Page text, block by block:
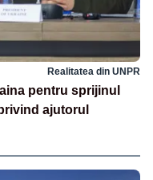
Realitatea din UNPR
pentru sprijinul
ajutorul